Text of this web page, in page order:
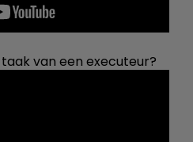
van een executeur?